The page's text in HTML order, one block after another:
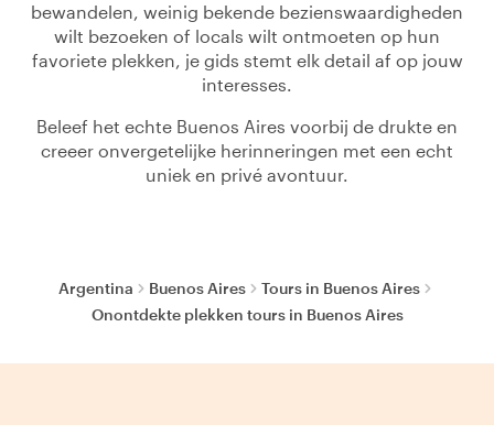
bewandelen, weinig bekende bezienswaardigheden
wilt bezoeken of locals wilt ontmoeten op hun
favoriete plekken, je gids stemt elk detail af op jouw
interesses.
Beleef het echte Buenos Aires voorbij de drukte en
creeer onvergetelijke herinneringen met een echt
uniek en privé avontuur.
Argentina Buenos Aires
Tours in Buenos Aires
Onontdekte plekken tours in Buenos Aires